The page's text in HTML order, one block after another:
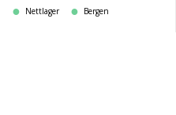
Nettlager Bergen